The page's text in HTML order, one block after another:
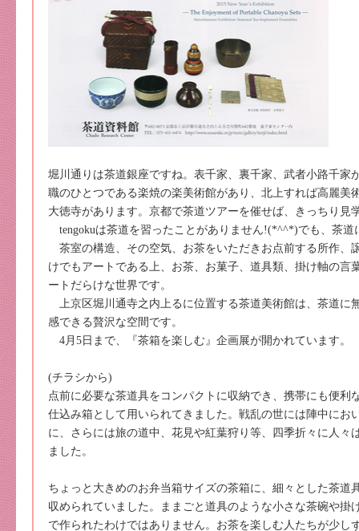
堀川通りは茶道銀座ですね。表千家、裏千家、武者小路千家
職のひとつである楽焼の楽美術館があり、北上すれば高麗美
大徳寺があります。京都で茶道ツアーを催せば、きっちり見
tengokuは茶道を習ったことがありません!(*^^*)でも、茶道
茶室の構造、その空気、お茶をいただきお点前する所作、
けでもアートである上、お茶、お菓子、道具類、掛け軸の言
ートだらけな世界です。
上京区堀川通寺之内上るに位置する茶道美術館は、茶道に
感できる贅沢な空間です。
4月5日まで、『茶箱を楽しむ』企画展が開かれています。
(チラシから)
点前に必要な茶道具をコンパクトに収納でき、携帯にも便利
仕込み箱として用いられてきました。戦乱の世には陣中にお
に、さらには旅の道中、花見や紅葉狩り等、四季折々に人々
ました。
ちょっと大きめのお弁当箱サイズの茶箱に、細々とした茶道
収められていました。ままごと道具のような小さな茶碗や掛
で作られたわけではありません。お茶を楽しむ人たちが少し